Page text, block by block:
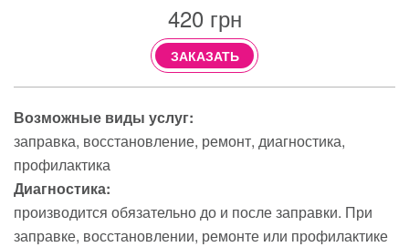
420грн
ЗАКАЗАТЬ
Возможные виды услуг:
заправка восстановление ремонт диагностика
профилактика
Диагностика:
производится обязательно до и после заправки. При
заправке, восстановлении, ремонте или профилактике